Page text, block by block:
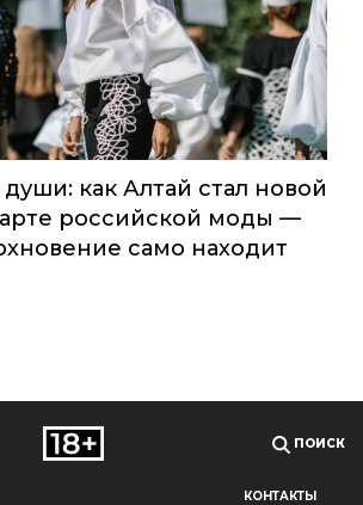
как Алтай стал новой
российской моды —
само находит
ПОИСК
КОНТАКТЫ